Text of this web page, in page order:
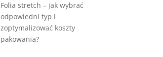
Folia stretch – jak wybrać
odpowiedni typ i
zoptymalizować koszty
pakowania?